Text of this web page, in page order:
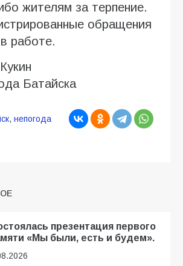
жителям за терпение.
обращения
работе.
Батайска
, непогода
презентация первого
«Мы были, есть и будем».